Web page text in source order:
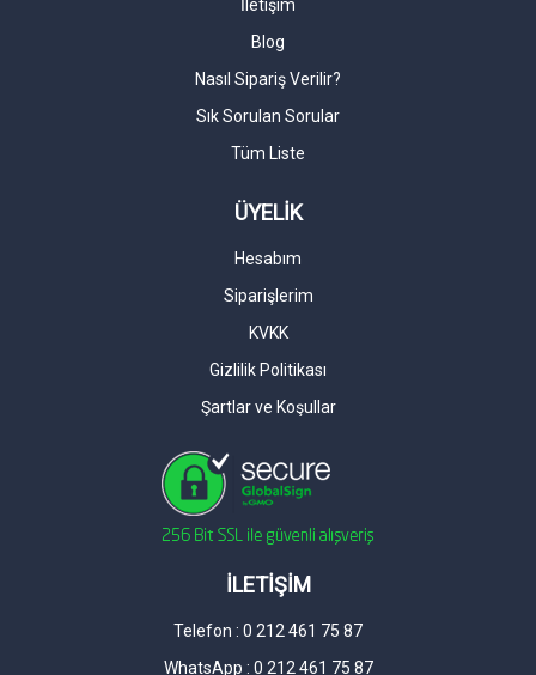
İletişim
Blog
Nasıl Sipariş Verilir?
Sık Sorulan Sorular
Tüm Liste
ÜYELİK
Hesabım
Siparişlerim
KVKK
Gizlilik Politikası
Şartlar ve Koşullar
İLETİŞİM
Telefon : 0 212 461 75 87
WhatsApp : 0 212 461 75 87